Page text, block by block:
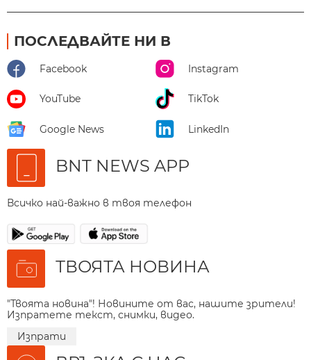
ПОСЛЕДВАЙТЕ НИ В
Facebook Instagram
YouTube TikTok
Google News LinkedIn
BNT NEWS APP
Всичко най-важно в твоя телефон
ТВОЯТА НОВИНА
"Твоята новина"! Новините от вас, нашите зрители!
Изпратете текст, снимки, видео.
Изпрати